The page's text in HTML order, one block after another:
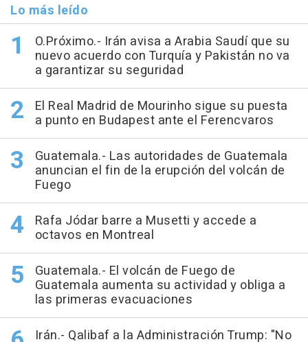
Lo más leído
O.Próximo.- Irán avisa a Arabia Saudí que su
nuevo acuerdo con Turquía y Pakistán no va
a garantizar su seguridad
El Real Madrid de Mourinho sigue su puesta
a punto en Budapest ante el Ferencvaros
Guatemala.- Las autoridades de Guatemala
anuncian el fin de la erupción del volcán de
Fuego
Rafa Jódar barre a Musetti y accede a
octavos en Montreal
Guatemala.- El volcán de Fuego de
Guatemala aumenta su actividad y obliga a
las primeras evacuaciones
Irán.- Qalibaf a la Administración Trump: "No